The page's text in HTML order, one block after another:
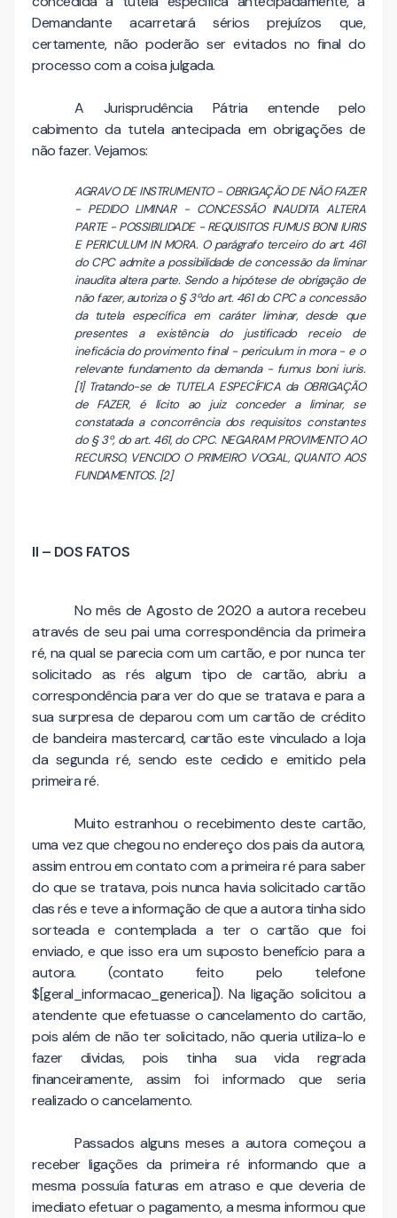
Demandante acarretará sérios prejuízos que,
certamente, não poderão ser evitados no final do
processo com a coisa julgada.
A Jurisprudência Pátria entende pelo
cabimento da tutela antecipada em obrigações de
não fazer. Vejamos:
AGRAVO DE INSTRUMENTO - OBRIGAÇÃO DE NÃO FAZER
- PEDIDO LIMINAR - CONCESSÃO INAUDITA ALTERA
PARTE - POSSIBILIDADE - REQUISITOS FUMUS BONI IURIS
E PERICULUM IN MORA. O parágrafo terceiro do art. 461
do CPC admite a possibilidade de concessão da liminar
inaudita altera parte. Sendo a hipótese de obrigação de
não fazer, autoriza o § 3ºdo art. 461 do CPC a concessão
da tutela específica em caráter liminar, desde que
presentes a existência do justificado receio de
ineficácia do provimento final - periculum in mora - e o
relevante fundamento da demanda - fumus boni iuris.
[1] Tratando-se de TUTELA ESPECÍFICA da OBRIGAÇÃO
de FAZER, é lícito ao juiz conceder a liminar, se
constatada a concorrência dos requisitos constantes
do § 3º, do art. 461, do CPC. NEGARAM PROVIMENTO AO
RECURSO, VENCIDO O PRIMEIRO VOGAL, QUANTO AOS
FUNDAMENTOS. [2]
II – DOS FATOS
No mês de Agosto de 2020 a autora recebeu
através de seu pai uma correspondência da primeira
ré, na qual se parecia com um cartão, e por nunca ter
solicitado as rés algum tipo de cartão, abriu a
correspondência para ver do que se tratava e para a
sua surpresa de deparou com um cartão de crédito
de bandeira mastercard, cartão este vinculado a loja
da segunda ré, sendo este cedido e emitido pela
primeira ré.
Muito estranhou o recebimento deste cartão,
uma vez que chegou no endereço dos pais da autora,
assim entrou em contato com a primeira ré para saber
do que se tratava, pois nunca havia solicitado cartão
das rés e teve a informação de que a autora tinha sido
sorteada e contemplada a ter o cartão que foi
enviado, e que isso era um suposto benefício para a
autora. (contato feito pelo telefone
$[geral_informacao_generica]). Na ligação solicitou a
atendente que efetuasse o cancelamento do cartão,
pois além de não ter solicitado, não queria utiliza-lo e
fazer dividas, pois tinha sua vida regrada
financeiramente, assim foi informado que seria
realizado o cancelamento.
Passados alguns meses a autora começou a
receber ligações da primeira ré informando que a
mesma possuía faturas em atraso e que deveria de
imediato efetuar o pagamento, a mesma informou que